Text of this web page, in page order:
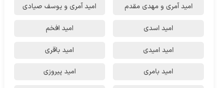
امید آمری و مهدی مقدم امید آمری و یوسف صیادی
امید اسدی امید افخم
امید امیدی امید باقری
امید بامری امید پیروزی